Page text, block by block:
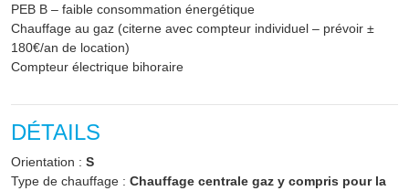
PEB B – faible consommation énergétique
Chauffage au gaz (citerne avec compteur individuel – prévoir ±
180€/an de location)
Compteur électrique bihoraire
DÉTAILS
Orientation : S
Type de chauffage : Chauffage centrale gaz y compris pour la